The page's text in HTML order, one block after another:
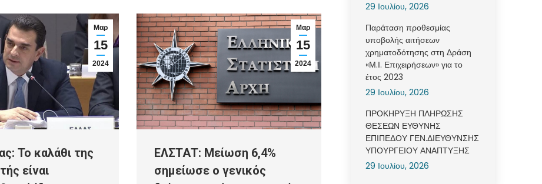
Μαρ
15
2024
Το καλάθι της
είναι
Μαρ
15
2024
ΕΛΣΤΑΤ: Μείωση 6,4%
σημείωσε ο γενικός
29 Ιουλίου, 2026
Παράταση προθεσμίας
υποβολής αιτήσεων
χρηματοδότησης στη Δράση
«Μ.Ι. Επιχειρήσεων» για το
έτος 2023
29 Ιουλίου, 2026
ΠΡΟΚΗΡΥΞΗ ΠΛΗΡΩΣΗΣ
ΘΕΣΕΩΝ ΕΥΘΥΝΗΣ
ΕΠΙΠΕΔΟΥ ΓΕΝ.ΔΙΕΥΘΥΝΣΗΣ
ΥΠΟΥΡΓΕΙΟΥ ΑΝΑΠΤΥΞΗΣ
29 Ιουλίου, 2026